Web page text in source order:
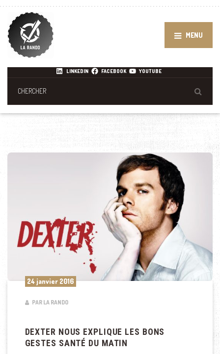
MENU
LINKEDIN FACEBOOK YOUTUBE
24 janvier 2016
PAR LA RANDO
DEXTER NOUS EXPLIQUE LES BONS
GESTES SANTÉ DU MATIN